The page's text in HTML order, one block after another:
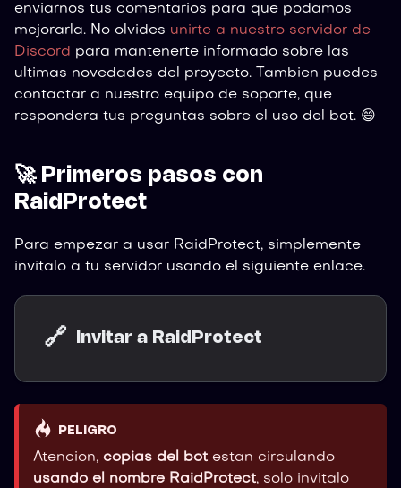
enviarnos tus comentarios para que podamos
mejorarla. No olvides unirte a nuestro servidor de
Discord para mantenerte informado sobre las
ultimas novedades del proyecto. Tambien puedes
contactar a nuestro equipo de soporte, que
respondera tus preguntas sobre el uso del bot. 😄
🚀 Primeros pasos con
RaidProtect
Para empezar a usar RaidProtect, simplemente
invitalo a tu servidor usando el siguiente enlace.
🔗 Invitar a RaidProtect
PELIGRO
Atencion, copias del bot estan circulando
usando el nombre RaidProtect, solo invitalo